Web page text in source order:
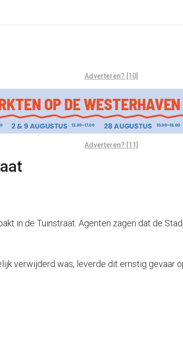
Adverteren? [10]
Adverteren? [11]
in de Tuinstraat. Agenten zagen dat de
verwijderd was, leverde dit ernstig gevaar